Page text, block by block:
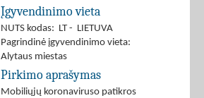
Įgyvendinimo vieta
NUTS kodas: LT - LIETUVA
Pagrindinė įgyvendinimo vieta:
Alytaus miestas
Pirkimo aprašymas
Mobiliųjų koronaviruso patikros